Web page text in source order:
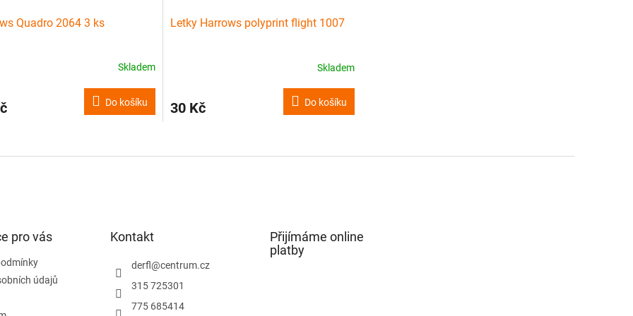
Quadro 2064 3 ks
Skladem
Do košíku
Letky Harrows polyprint flight 1007
Skladem
30 Kč Do košíku
v
pro vás
údajů
Kontakt
derfl@centrum.cz
315 725301
775 685414
Přijímáme online
platby